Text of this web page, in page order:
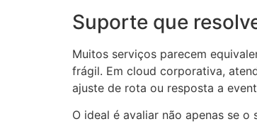
Suporte que
Muitos serviços parecem
frágil. Em cloud corporativa,
ajuste de rota ou resposta a
O ideal é avaliar não apenas se